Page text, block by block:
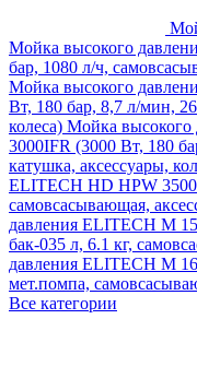
Мойка высокого
бар, 1080 л/ч,
Мойка высокого
Вт, 180 бар, 8,7 л/мин,
колеса) Мойка
3000IFR (3000 Вт, 180
катушка, аксессуары,
ELITECH HD HPW 3500
самовсасывающая,
давления ELITECH M
бак-035 л, 6.1 кг,
давления ELITECH М
мет.помпа,
Все категории